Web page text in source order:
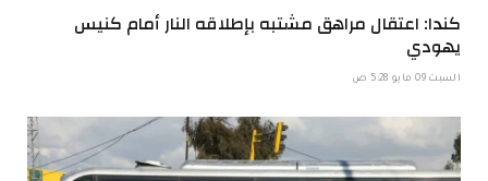
كندا: اعتقال مراهق مشتبه بإطلاقه النار أمام كنيس
يهودي
السبت 09 مايو 5:28 ص